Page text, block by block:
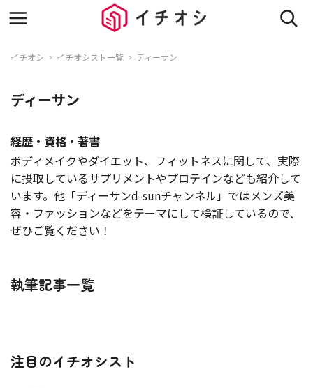
イチオシ イチオシスト一覧 ディーサン
ディーサン
経歴・資格・著書
ボディメイクやダイエット、フィットネスに関して、実際
に摂取しているサプリメントやプロテインなども紹介して
います。他「ディーサンd-sunチャンネル」ではメンズ美
容・ファッションなどをテーマにして検証しているので、
ぜひご覧ください！
執筆記事一覧
注目のイチオシスト